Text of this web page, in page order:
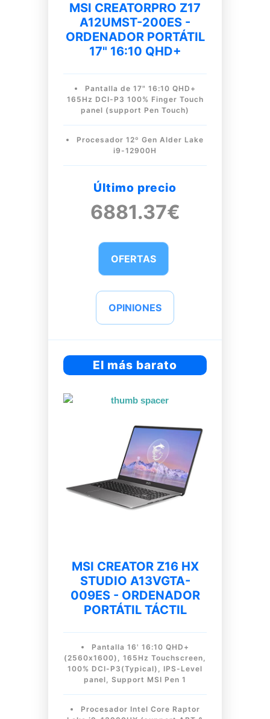
MSI CREATORPRO Z17
A12UMST-200ES -
ORDENADOR PORTÁTIL
17" 16:10 QHD+
Pantalla de 17" 16:10 QHD+
165Hz DCI-P3 100% Finger Touch
panel (support Pen Touch)
Procesador 12º Gen Alder Lake
i9-12900H
Último precio
6881.37€
OFERTAS
OPINIONES
El más barato
MSI CREATOR Z16 HX
STUDIO A13VGTA-
009ES - ORDENADOR
PORTÁTIL TÁCTIL
Pantalla 16' 16:10 QHD+
(2560x1600), 165Hz Touchscreen,
100% DCI-P3(Typical), IPS-Level
panel, Support MSI Pen 1
Procesador Intel Core Raptor